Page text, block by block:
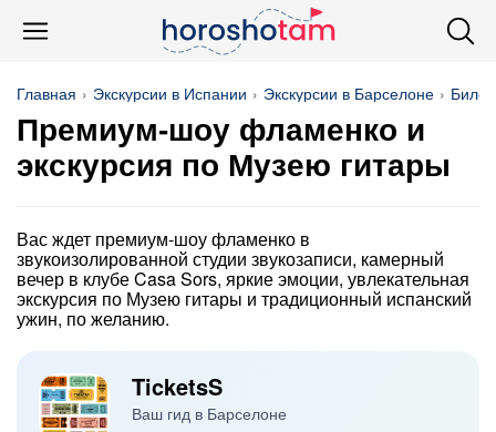
Главная Экскурсии в Испании Экскурсии в Барселоне
Премиум-шоу фламенко и
экскурсия по Музею гитары
Вас ждет премиум-шоу фламенко в
звукоизолированной студии звукозаписи, камерный
вечер в клубе Casa Sors, яркие эмоции, увлекательная
экскурсия по Музею гитары и традиционный испанский
ужин, по желанию.
TicketsS
Ваш гид в Барселоне